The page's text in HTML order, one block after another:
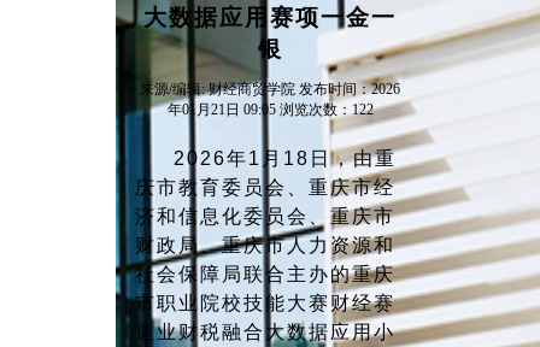
大数据应用赛项一金一
银
来源/编辑: 财经商贸学院 发布时间：2026
年01月21日 09:05 浏览次数：122
2026年1月18日，由重
庆市教育委员会、重庆市经
济和信息化委员会、重庆市
财政局、重庆市人力资源和
社会保障局联合主办的重庆
市职业院校技能大赛财经赛
道业财税融合大数据应用小